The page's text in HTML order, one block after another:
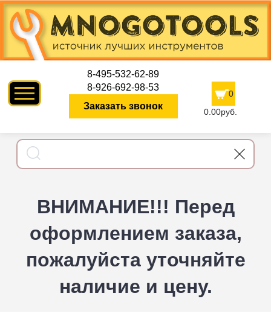
8-495-532-62-89
8-926-692-98-53
Заказать звонок
0
0.00руб.
ВНИМАНИЕ!!! Перед
оформлением заказа,
пожалуйста уточняйте
наличие и цену.